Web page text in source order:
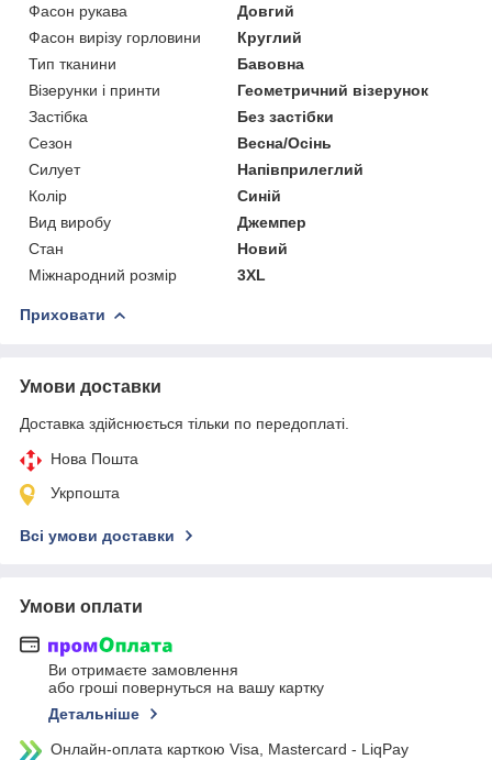
Фасон рукава
Довгий
Фасон вирізу горловини
Круглий
Тип тканини
Бавовна
Візерунки і принти
Геометричний візерунок
Застібка
Без застібки
Сезон
Весна/Осінь
Силует
Напівприлеглий
Колір
Синій
Вид виробу
Джемпер
Стан
Новий
Міжнародний розмір
3XL
Приховати
Умови доставки
Доставка здійснюється тільки по передоплаті.
Нова Пошта
Укрпошта
Всі умови доставки
Умови оплати
Ви отримаєте замовлення
або гроші повернуться на вашу картку
Детальніше
Онлайн-оплата карткою Visa, Mastercard - LiqPay